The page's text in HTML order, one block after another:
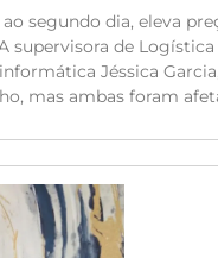
ao segundo dia, eleva
supervisora de
Jéssica
mas ambas foram